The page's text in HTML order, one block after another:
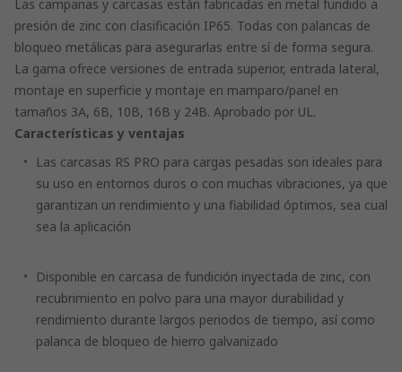
Las campanas y carcasas están fabricadas en metal fundido a
presión de zinc con clasificación IP65. Todas con palancas de
bloqueo metálicas para asegurarlas entre sí de forma segura.
La gama ofrece versiones de entrada superior, entrada lateral,
montaje en superficie y montaje en mamparo/panel en
tamaños 3A, 6B, 10B, 16B y 24B. Aprobado por UL.
Características y ventajas
Las carcasas RS PRO para cargas pesadas son ideales para
su uso en entornos duros o con muchas vibraciones, ya que
garantizan un rendimiento y una fiabilidad óptimos, sea cual
sea la aplicación
Disponible en carcasa de fundición inyectada de zinc, con
recubrimiento en polvo para una mayor durabilidad y
rendimiento durante largos periodos de tiempo, así como
palanca de bloqueo de hierro galvanizado